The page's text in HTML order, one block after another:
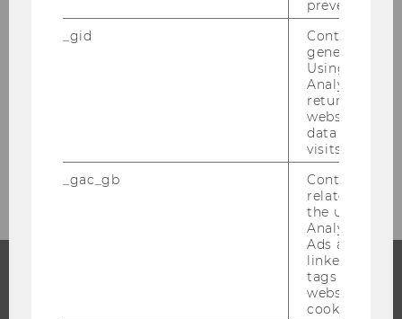
Exercise No. 41: Hospital Administration
Exercise No. 44: Cargo Ship
prevented.
_gid
Contains a
generated
Using this
Analytics can
returning
website and
data from
visits.
_gac_gb
Contains
related
the user. If
Analytics and
Ads accounts
linked, the
tags on the
website read
cookie.